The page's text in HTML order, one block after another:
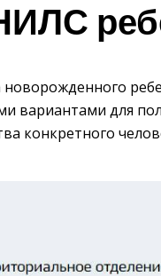
вариантами для
конкретного